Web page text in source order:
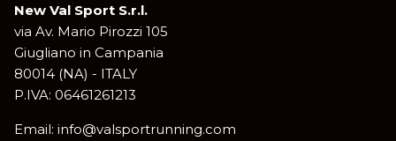
New Val Sport S.r.l.
via Av. Mario Pirozzi 105
Giugliano in Campania
80014 (NA) - ITALY
P.IVA: 06461261213
Email: info@valsportrunning.com